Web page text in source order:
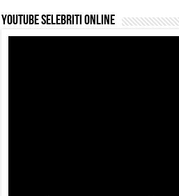
YouTube selebriti online